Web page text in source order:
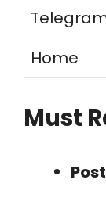
Home
Must